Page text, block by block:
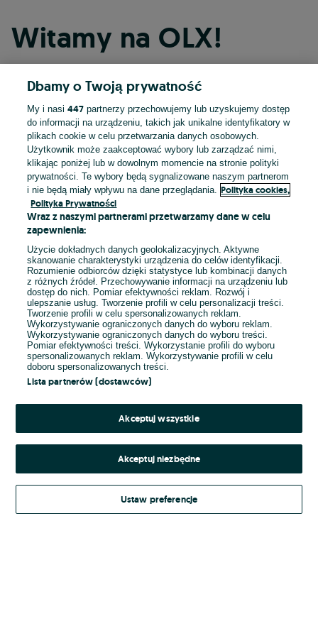
Witamy na OLX!
Kontynuuj przez Facebooka
Kontynuuj przez konto Apple
Kontynuuj przez konto Google
LUB
E-mail
Hasło
Kontynuując za pośrednictwem jednego z dostawców wskazanych powyżej,
Regulamin serwisu OLX.pl w jego aktualnym brzmieniu.
Dbamy o Twoją prywatność
My i nasi447 partnerzy przechowujemy lub uzyskujemy dostęp
do informacji na urządzeniu, takich jak unikalne identyfikatory w
plikach cookie w celu przetwarzania danych osobowych.
Użytkownik może zaakceptować wybory lub zarządzać nimi,
klikając poniżej lub w dowolnym momencie na stronie polityki
prywatności. Te wybory będą sygnalizowane naszym partnerom
i nie będą miały wpływu na dane przeglądania.
Polityka cookies,
Polityka Prywatności
Wraz z naszymi partnerami przetwarzamy dane w celu
zapewnienia:
Użycie dokładnych danych geolokalizacyjnych. Aktywne
skanowanie charakterystyki urządzenia do celów identyfikacji.
Rozumienie odbiorców dzięki statystyce lub kombinacji danych
z różnych źródeł. Przechowywanie informacji na urządzeniu lub
dostęp do nich. Pomiar efektywności reklam. Rozwój i
ulepszanie usług. Tworzenie profili w celu personalizacji treści.
Tworzenie profili w celu spersonalizowanych reklam.
Wykorzystywanie ograniczonych danych do wyboru reklam.
Wykorzystywanie ograniczonych danych do wyboru treści.
Pomiar efektywności treści. Wykorzystanie profili do wyboru
spersonalizowanych reklam. Wykorzystywanie profili w celu
doboru spersonalizowanych treści.
Lista partnerów (dostawców)
Akceptuj wszystkie
Akceptuj niezbędne
Ustaw preferencje